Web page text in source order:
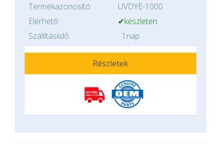
Termékazonosító:
UVDYE-1000
Elérhető:
✔készleten
Szállításiidő:
1nap
Részletek